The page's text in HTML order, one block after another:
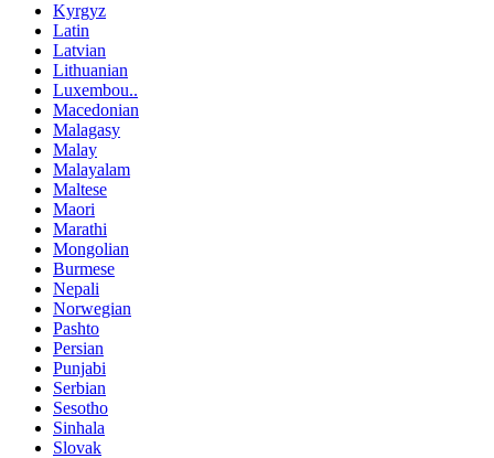
Kyrgyz
Latin
Latvian
Lithuanian
Luxembou..
Macedonian
Malagasy
Malay
Malayalam
Maltese
Maori
Marathi
Mongolian
Burmese
Nepali
Norwegian
Pashto
Persian
Punjabi
Serbian
Sesotho
Sinhala
Slovak